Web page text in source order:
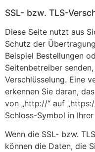
SSL- bzw. TLS-
Diese Seite nutzt aus
Schutz der
Beispiel Bestellungen
Seitenbetreiber
Verschlüsselung. Eine
erkennen Sie daran,
von „http://“ auf
Schloss-Symbol in
Wenn die SSL- bzw.
können die Daten, die